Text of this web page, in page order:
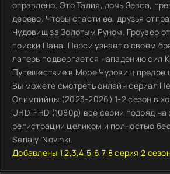
отравлено. Это Талия, дочь Зевса,
дерево. Чтобы спасти ее, друзья
Чудовищ за Золотым Руном. Гроувер
поиски Пана. Перси узнает о своем
лагерь подвергается нападению сил
Путешествие в Море Чудовищ
Вы можете смотреть онлайн сериал
Олимпийцы (2023-2026) 1-2 сезон в
UHD, FHD (1080p) все серии подряд
регистрации целиком и полностью
Serialy-Novinki.
Добавлены 1,2,3,4,5,6,7,8 серия 2